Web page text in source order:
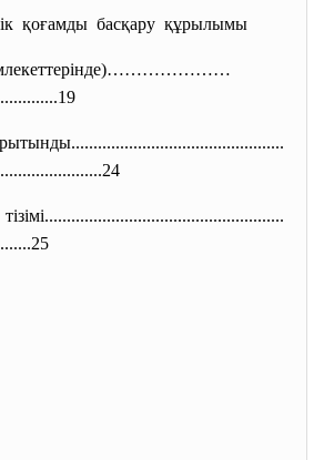
қоғамды басқару құрылымы
..........19
..............................
.......................24
..............................
.......25